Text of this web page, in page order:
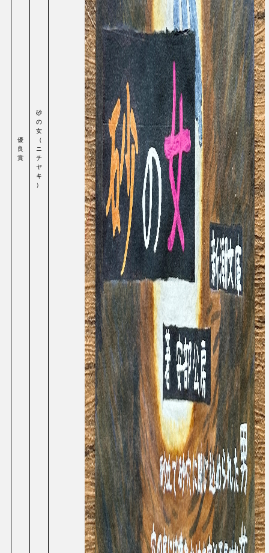
優
良
賞
砂
の
女
（
ニ
チ
ヤ
キ
）